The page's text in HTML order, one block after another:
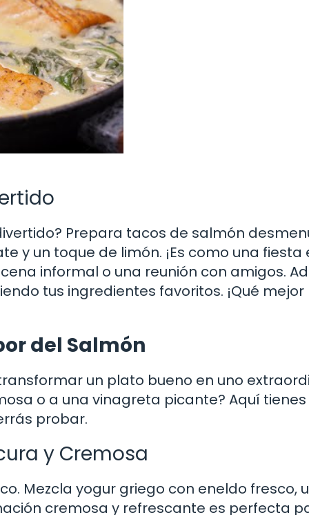
Prepara tacos de salmón
y un toque de limón. ¡Es como una fiesta
informal o una reunión con amigos.
tus ingredientes favoritos. ¡Qué mejor
del Salmón
un plato bueno en uno
o a una vinagreta picante? Aquí tienes
probar.
y Cremosa
Mezcla yogur griego con eneldo fresco,
cremosa y refrescante es perfecta